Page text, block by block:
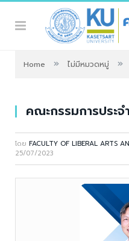
Home » ไม่มีหมวดหมู่ »
คณะกรรมการประ
โดย FACULTY OF LIBERAL ARTS
25/07/2023